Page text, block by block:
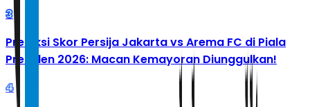
3
Prediksi Skor Persija Jakarta vs Arema FC di Piala
Presiden 2026: Macan Kemayoran Diunggulkan!
4